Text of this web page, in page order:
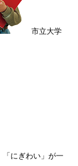
市立大学
にぎわい」が一